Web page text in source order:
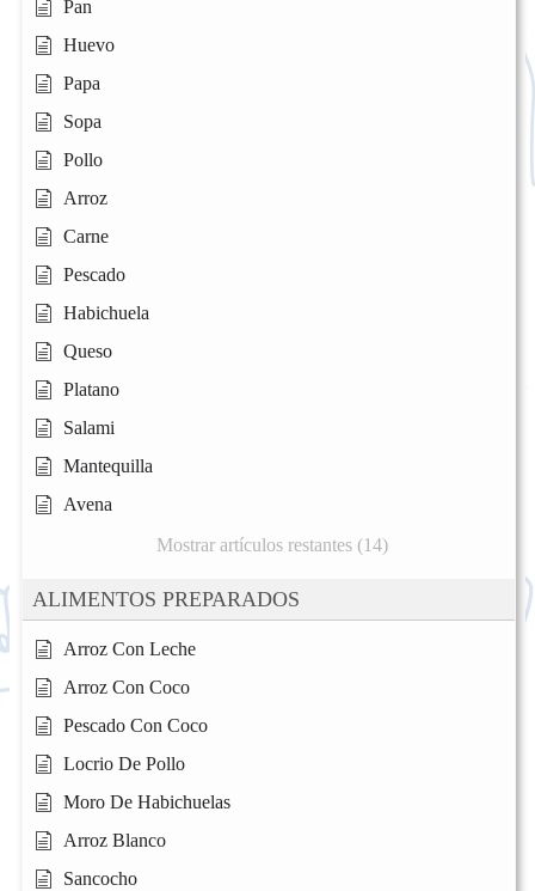
Pan
Huevo
Papa
Sopa
Pollo
Arroz
Carne
Pescado
Habichuela
Queso
Platano
Salami
Mantequilla
Avena
Mostrar artículos restantes (14)
ALIMENTOS PREPARADOS
Arroz Con Leche
Arroz Con Coco
Pescado Con Coco
Locrio De Pollo
Moro De Habichuelas
Arroz Blanco
Sancocho